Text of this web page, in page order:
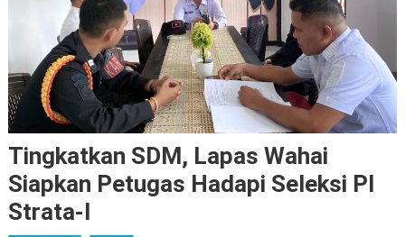
Tingkatkan SDM, Lapas Wahai
Siapkan Petugas Hadapi Seleksi PI
Strata-I